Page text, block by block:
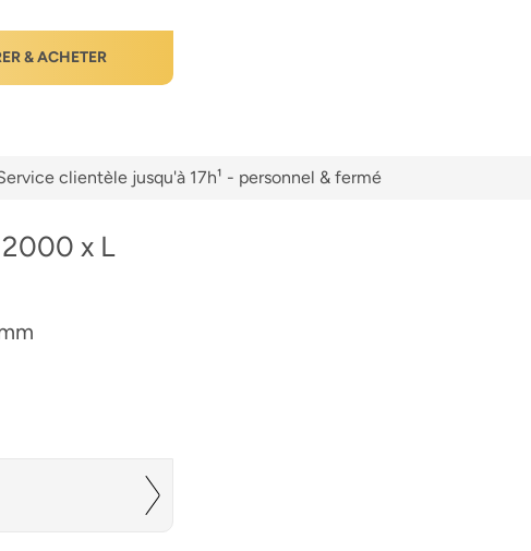
& ACHETER
clientèle jusqu'à 17h¹ - personnel & fermé
x L